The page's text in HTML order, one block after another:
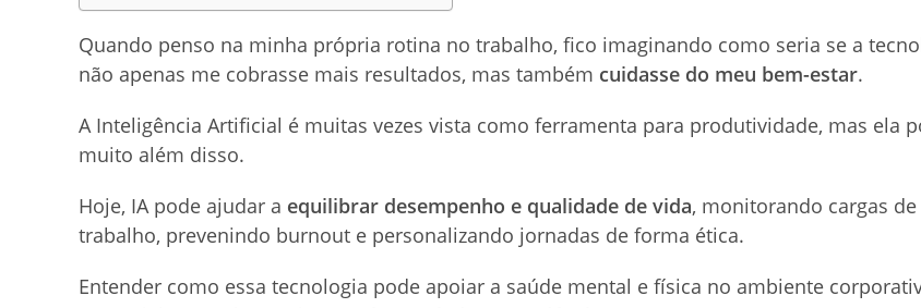
Quando penso na minha própria rotina no trabalho, fico imaginando como seria se a
não apenas me cobrasse mais resultados, mas também cuidasse do meu bem-estar.
A Inteligência Artificial é muitas vezes vista como ferramenta para produtividade, mas ela
muito além disso.
Hoje, IA pode ajudar a equilibrar desempenho e qualidade de vida, monitorando cargas de
trabalho, prevenindo burnout e personalizando jornadas de forma ética.
Entender como essa tecnologia pode apoiar a saúde mental e física no ambiente